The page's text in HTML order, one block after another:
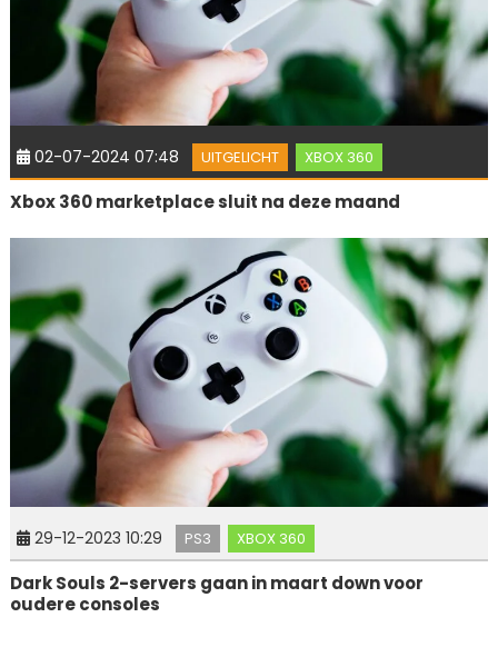
02-07-2024 07:48 UITGELICHT XBOX 360
Xbox 360 marketplace sluit na deze maand
29-12-2023 10:29 PS3 XBOX 360
Dark Souls 2-servers gaan in maart down voor
oudere consoles